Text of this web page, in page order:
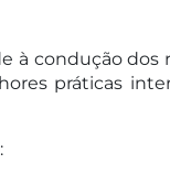
condução
práticas